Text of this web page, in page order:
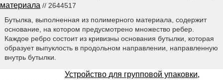
материала // 2644517
Бутылка, выполненная из полимерного материала, содержит
основание, на котором предусмотрено множество ребер.
Каждое ребро состоит из кривизны основания бутылки, которая
образует выпуклость в продольном направлении, направленную
внутрь бутылки.
Устройство для групповой упаковки,